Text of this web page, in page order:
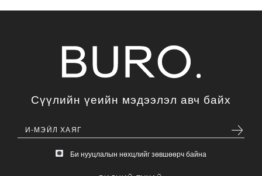
Сүүлийн үеийн мэдээлэл авч байх
Би нууцлалын нөхцлийг зөвшөөрч байна